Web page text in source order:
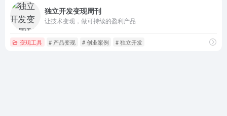
独立开发变现周刊
让技术变现，做可持续的盈利产品
变现工具 # 产品变现 # 创业案例 # 独立开发